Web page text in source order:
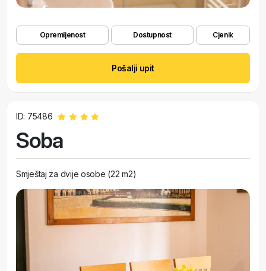
Opremljenost Dostupnost Cjenik
Pošalji upit
ID: 75486
Soba
Smještaj za dvije osobe (22 m2)